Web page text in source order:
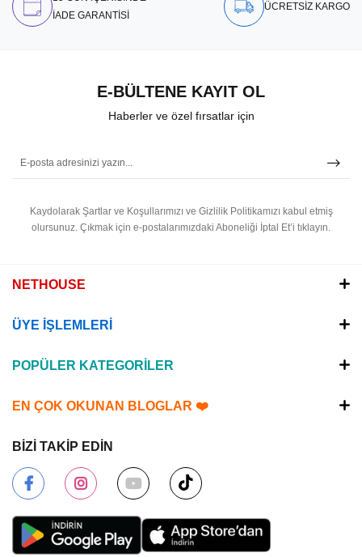
İADE GARANTİSİ
ÜCRETSİZ KARGO
E-BÜLTENE KAYIT OL
Haberler ve özel fırsatlar için
Kaydolarak Şartlar ve Koşullarımızı ve Gizlilik Politikamızı kabul etmiş
olursunuz. Çıkmak için e-postalarımızdaki Aboneliği İptal Et’i tıklayın.
NETHOUSE
ÜYE İŞLEMLERİ
POPÜLER KATEGORİLER
EN ÇOK OKUNAN BLOGLAR ❤️
BİZİ TAKİP EDİN